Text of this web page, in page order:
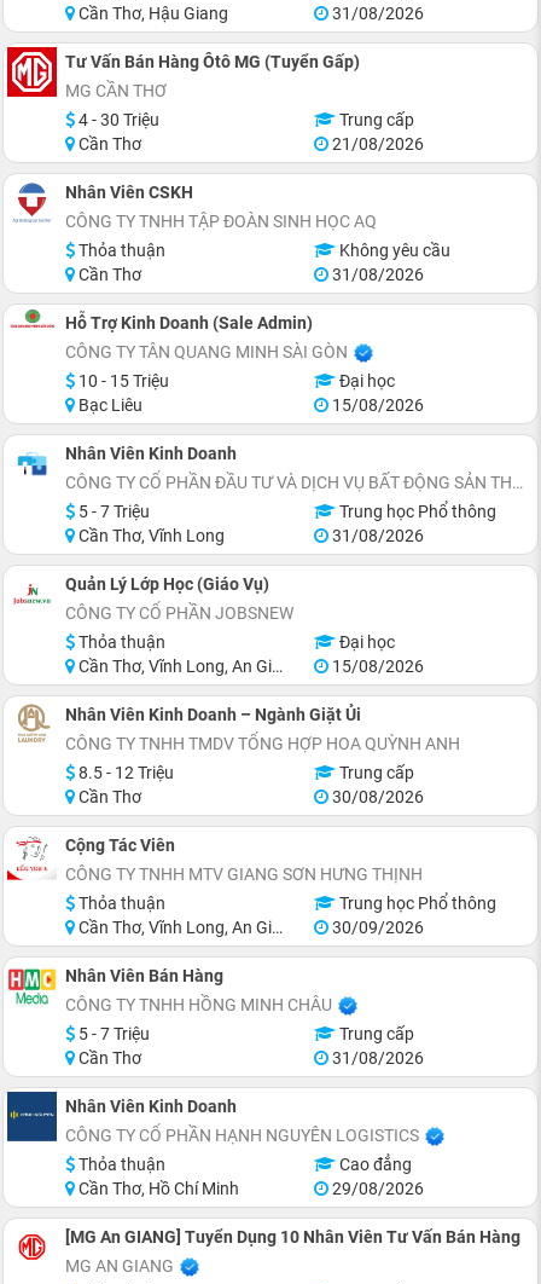
Cần Thơ, Hậu Giang
31/08/2026
Tư Vấn Bán Hàng Ôtô MG (Tuyển Gấp)
MG CẦN THƠ
4 - 30 Triệu
Trung cấp
Cần Thơ
21/08/2026
Nhân Viên CSKH
CÔNG TY TNHH TẬP ĐOÀN SINH HỌC AQ
Thỏa thuận
Không yêu cầu
Cần Thơ
31/08/2026
Hỗ Trợ Kinh Doanh (Sale Admin)
CÔNG TY TÂN QUANG MINH SÀI GÒN
10 - 15 Triệu
Đại học
Bạc Liêu
15/08/2026
Nhân Viên Kinh Doanh
CÔNG TY CỔ PHẦN ĐẦU TƯ VÀ DỊCH VỤ BẤT ĐỘNG SẢN THÀNH THẮNG GROUP
5 - 7 Triệu
Trung học Phổ thông
Cần Thơ, Vĩnh Long
31/08/2026
Quản Lý Lớp Học (Giáo Vụ)
CÔNG TY CỔ PHẦN JOBSNEW
Thỏa thuận
Đại học
Cần Thơ, Vĩnh Long, An Giang, Hậu Giang, Sóc Trăng
15/08/2026
Nhân Viên Kinh Doanh – Ngành Giặt Ủi
CÔNG TY TNHH TMDV TỔNG HỢP HOA QUỲNH ANH
8.5 - 12 Triệu
Trung cấp
Cần Thơ
30/08/2026
Cộng Tác Viên
CÔNG TY TNHH MTV GIANG SƠN HƯNG THỊNH
Thỏa thuận
Trung học Phổ thông
Cần Thơ, Vĩnh Long, An Giang, Hậu Giang
30/09/2026
Nhân Viên Bán Hàng
CÔNG TY TNHH HỒNG MINH CHÂU
5 - 7 Triệu
Trung cấp
Cần Thơ
31/08/2026
Nhân Viên Kinh Doanh
CÔNG TY CỔ PHẦN HẠNH NGUYÊN LOGISTICS
Thỏa thuận
Cao đẳng
Cần Thơ, Hồ Chí Minh
29/08/2026
[MG An GIANG] Tuyển Dụng 10 Nhân Viên Tư Vấn Bán Hàng
MG AN GIANG